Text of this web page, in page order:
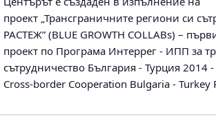
проект „Трансграничните региони си
РАСТЕЖ” (BLUE GROWTH COLLABs) –
проект по Програма Интеррег - ИПП за
сътрудничество България - Турция 2014
Cross-border Cooperation Bulgaria - Turkey